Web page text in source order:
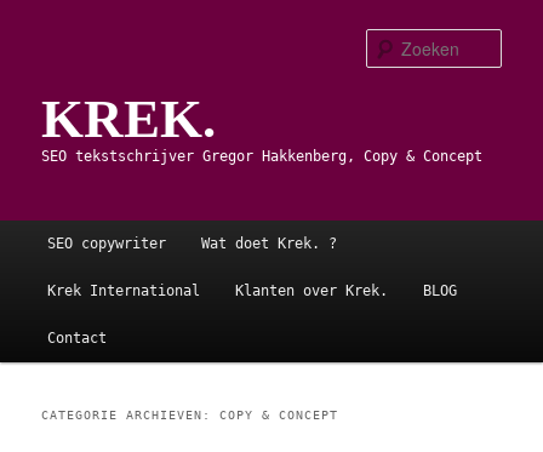
primaire
inhoud
secundaire
inhoudKREK.
SEO tekstschrijver Gregor Hakkenberg, Copy & Concept
Hoofdmenu
SEO copywriter Wat doet Krek. ?
Krek International Klanten over Krek. BLOG
Contact
CATEGORIE ARCHIEVEN:COPY & CONCEPT